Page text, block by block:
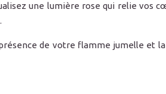
une lumière rose qui relie vos
de votre flamme jumelle et